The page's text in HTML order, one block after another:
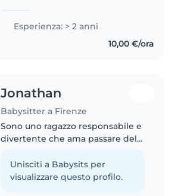
Esperienza: > 2 anni
10,00 €/ora
Jonathan
Babysitter a Firenze
Sono uno ragazzo responsabile e
divertente che ama passare del
leggere, aiutare a fare i compiti,
cucinare e giocare all'aperto.
Unisciti a Babysits per
visualizzare questo profilo.